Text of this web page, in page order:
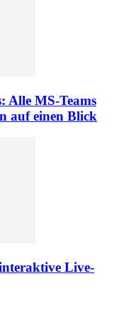
Alle MS-Teams
auf einen Blick
Live-